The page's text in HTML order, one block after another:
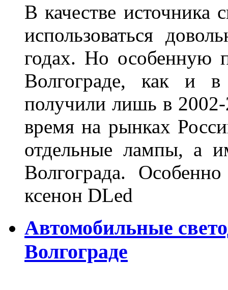
В качестве источника
использоваться
годах. Но особенную
Волгограде, как и
получили лишь в
время на рынках
отдельные лампы, а
Волгограда.
ксенон DLed
Автомобильные
Волгограде